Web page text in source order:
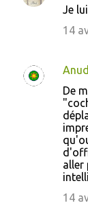
Je
14
De
aller
14